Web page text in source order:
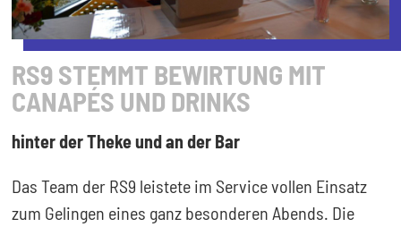
RS9 STEMMT BEWIRTUNG MIT
CANAPÉS UND DRINKS
hinter der Theke und an der Bar
Das Team der RS9 leistete im Service vollen Einsatz
zum Gelingen eines ganz besonderen Abends. Die